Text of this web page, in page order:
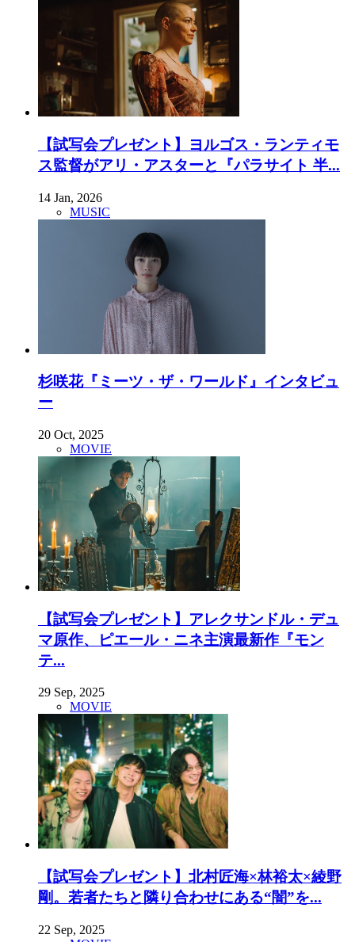
【試写会プレゼント】ヨルゴス・ランティモ
ス監督がアリ・アスターと『パラサイト 半...
14 Jan, 2026
MUSIC
杉咲花『ミーツ・ザ・ワールド』インタビュ
ー
20 Oct, 2025
MOVIE
【試写会プレゼント】アレクサンドル・デュ
マ原作、ピエール・ニネ主演最新作『モン
テ...
29 Sep, 2025
MOVIE
【試写会プレゼント】北村匠海×林裕太×綾野
剛。若者たちと隣り合わせにある“闇”を...
22 Sep, 2025